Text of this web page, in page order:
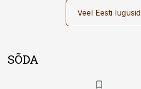
Veel Eesti lugusid
SÕDA